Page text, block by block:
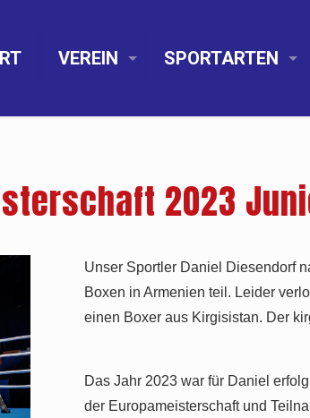
VEREIN SPORTARTEN
2023
Unser Sportler Daniel Diesendorf
Boxen in Armenien teil. Leider
einen Boxer aus Kirgisistan. Der
Das Jahr 2023 war für Daniel
der Europameisterschaft und